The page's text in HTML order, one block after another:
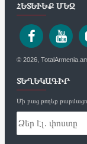
ՀԵՏԵՒԵՔ ՄԵԶ
© 2026,
ՏԵՂԵԿԱԳԻՐ
Մի բաց թողեք